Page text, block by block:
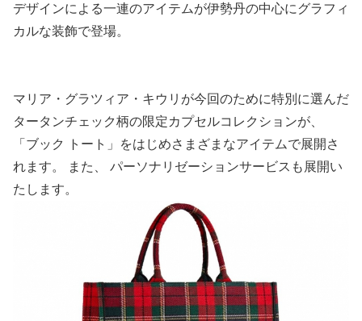
デザインによる一連のアイテムが伊勢丹の中心にグラフィ
カルな装飾で登場。
マリア・グラツィア・キウリが今回のために特別に選んだ
タータンチェック柄の限定カプセルコレクションが、
「ブック トート」をはじめさまざまなアイテムで展開さ
れます。 また、 パーソナリゼーションサービスも展開い
たします。